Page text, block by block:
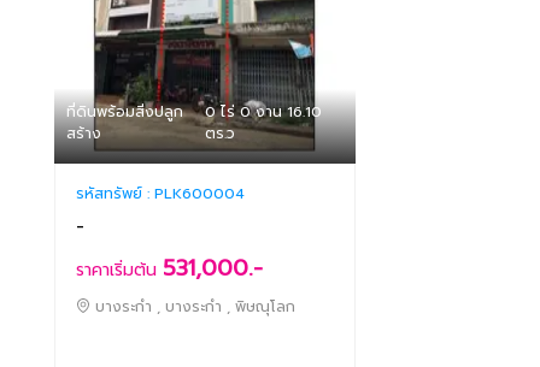
ที่ดินพร้อมสิ่งปลูก
สร้าง
0 ไร่ 0 งาน 16.10
ตร.ว
รหัสทรัพย์ : PLK600004
-
ราคาเริ่มต้น 531,000.-
บางระกำ , บางระกำ , พิษณุโลก